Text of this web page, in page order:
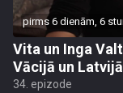
pirms 6 dienām, 6
Vita un Inga
Vācijā un Latvijā
34. epizode